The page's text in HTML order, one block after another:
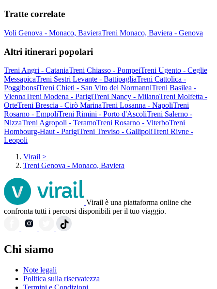
Tratte correlate
Voli Genova - Monaco, BavieraTreni Monaco, Baviera - Genova
Altri itinerari popolari
Treni Angri - CataniaTreni Chiasso - PompeiTreni Ugento - Ceglie
MessapicaTreni Sestri Levante - BattipagliaTreni Cattolica -
PoggibonsiTreni Chieti - San Vito dei NormanniTreni Basilea -
ViennaTreni Modena - ParigiTreni Nancy - MilanoTreni Molfetta -
OrteTreni Brescia - Cirò MarinaTreni Losanna - NapoliTreni
Rosarno - EmpoliTreni Rimini - Porto d'AscoliTreni Salerno -
NizzaTreni Agropoli - TeramoTreni Rosarno - ViterboTreni
Hombourg-Haut - ParigiTreni Treviso - GallipoliTreni Rivne -
Leopoli
Virail >
Treni Genova - Monaco, Baviera
Virail è una piattaforma online che
confronta tutti i percorsi disponibili per il tuo viaggio.
Chi siamo
Note legali
Politica sulla riservatezza